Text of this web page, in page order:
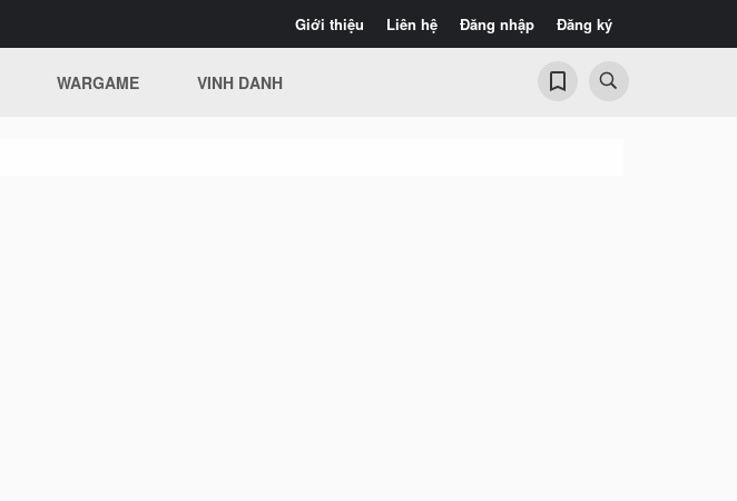
Giới thiệu Liên hệ Đăng nhập Đăng ký
WARGAME VINH DANH